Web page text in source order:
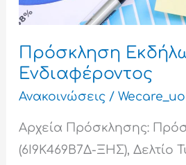
Πρόσκληση
Ενδιαφέροντος
Ανακοινώσεις/
Αρχεία Πρόσκλησης:
(6Ι9Κ469Β7Δ-ΞΗΣ), Δελτίο